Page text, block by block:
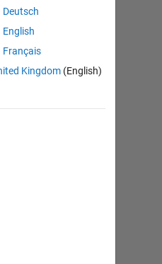
Deutsch
English
Français
Kingdom(English)